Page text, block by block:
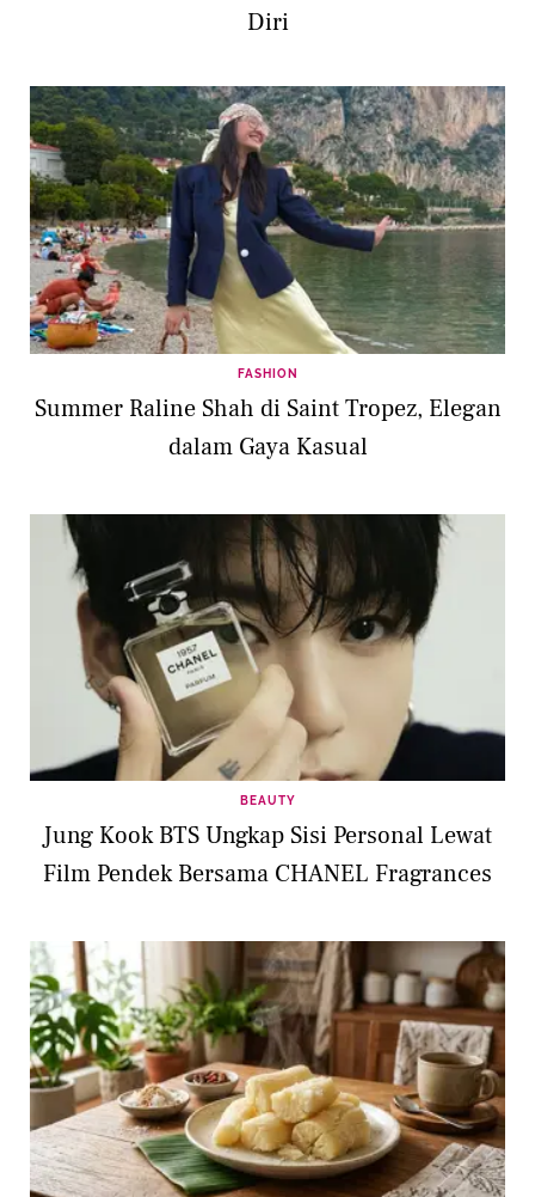
Diri
FASHION
Summer Raline Shah di Saint Tropez, Elegan
dalam Gaya Kasual
BEAUTY
Jung Kook BTS Ungkap Sisi Personal Lewat
Film Pendek Bersama CHANEL Fragrances